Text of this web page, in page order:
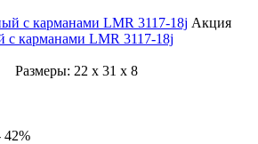
Акция
с карманами LMR 3117-18j
Размеры: 22 x 31 x 8
42%